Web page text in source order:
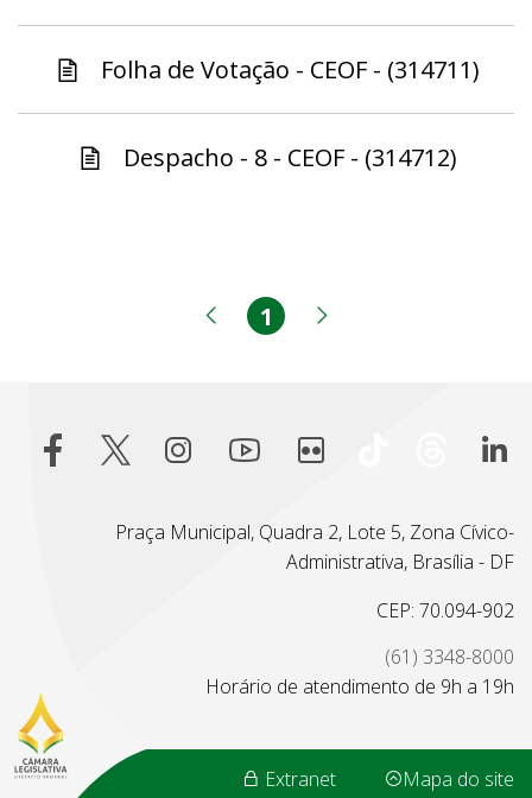
Folha de Votação - CEOF - (314711)
Despacho - 8 - CEOF - (314712)
Página anterior
Página
1
Praça Municipal, Quadra 2, Lote 5, Zona Cívico-
Administrativa, Brasília - DF
CEP: 70.094-902
(61) 3348-8000
Horário de atendimento de 9h a 19h
Extranet Mapa do site